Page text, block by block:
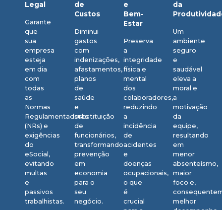
Legal
Garante
que
sua
empresa
esteja
em dia
com
todas
as
Normas
Regulamentadoras
(NRs) e
exigências
do
eSocial,
evitando
multas
e
passivos
trabalhistas.
de
Custos
Diminui
gastos
com
indenizações,
afastamentos,
planos
de
saúde
e
substituição
de
funcionários,
transformando
prevenção
em
economia
para o
seu
negócio.
e
Bem-
Estar
Preserva
a
integridade
física e
mental
dos
colaboradores,
reduzindo
a
incidência
de
acidentes
e
doenças
ocupacionais,
o que
é
crucial
da
Um
ambiente
seguro
e
saudável
eleva a
moral e
a
motivação
da
equipe,
resultando
em
menor
absenteísmo,
maior
foco e,
melhor